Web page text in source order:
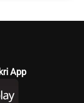
App